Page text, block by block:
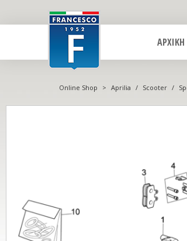
ΑΡΧΙΚΗ
Online Shop > Aprilia / Scooter /